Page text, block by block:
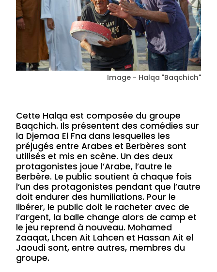
Image - Halqa "Baqchich"
Cette Halqa est composée du groupe
Baqchich. Ils présentent des comédies sur
la Djemaa El Fna dans lesquelles les
préjugés entre Arabes et Berbères sont
utilisés et mis en scène. Un des deux
protagonistes joue l’Arabe, l’autre le
Berbère. Le public soutient à chaque fois
l’un des protagonistes pendant que l’autre
doit endurer des humiliations. Pour le
libérer, le public doit le racheter avec de
l’argent, la balle change alors de camp et
le jeu reprend à nouveau. Mohamed
Zaaqat, Lhcen Ait Lahcen et Hassan Ait el
Jaoudi sont, entre autres, membres du
groupe.